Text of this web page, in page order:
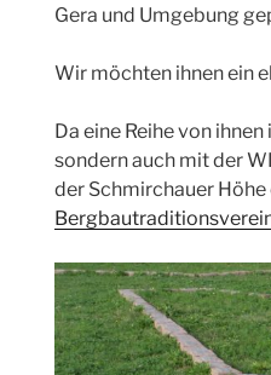
Gera und Umgebung
Wir möchten ihnen ein
Da eine Reihe von
sondern auch mit der
der Schmirchauer